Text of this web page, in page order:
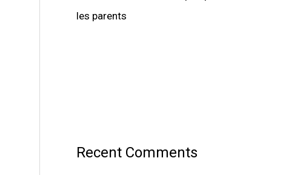
les parents
Recent Comments